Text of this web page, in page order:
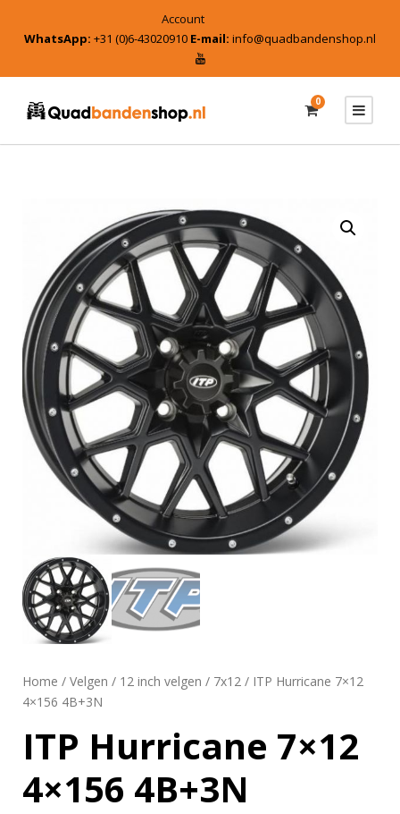
Account
WhatsApp: +31 (0)6-43020910 E-mail: info@quadbandenshop.nl
0
Home / Velgen / 12 inch velgen / 7x12 / ITP Hurricane 7×12
4×156 4B+3N
ITP Hurricane 7×12
4×156 4B+3N